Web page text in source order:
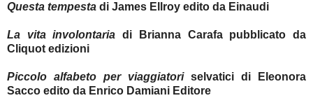
Questa tempesta di James Ellroy edito da Einaudi
La vita involontariadi Brianna Carafa pubblicato da
Cliquot edizioni
Piccolo alfabeto per viaggiatori selvatici di Eleonora
Sacco edito da Enrico Damiani Editore